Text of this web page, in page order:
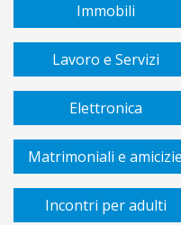
un/una
Settore
Tipo
di
contratto
Immobili
Lavoro e Servizi
Elettronica
Matrimoniali e amicizie
Incontri per adulti